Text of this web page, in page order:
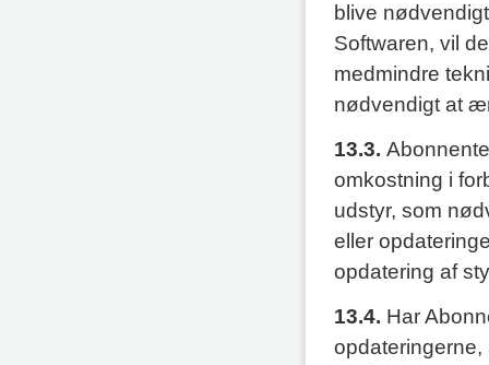
blive
Softwaren, vil
medmindre
nødvendigt at
13.3.
omkostning i
udstyr, som
eller
opdatering af
13.4. Har